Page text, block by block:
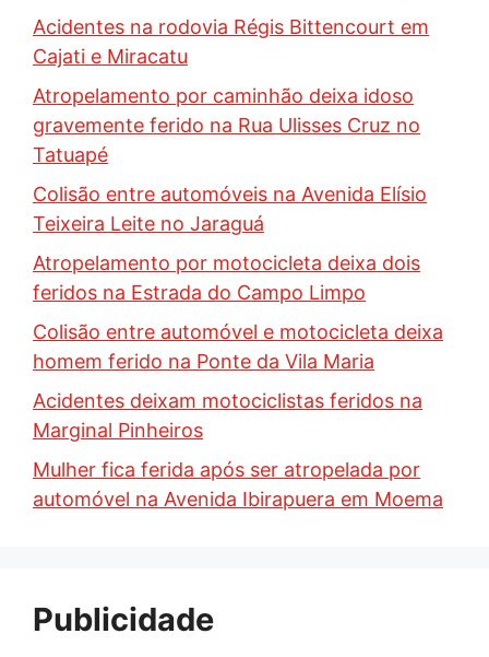
Acidentes na rodovia Régis Bittencourt em
Cajati e Miracatu
Atropelamento por caminhão deixa idoso
gravemente ferido na Rua Ulisses Cruz no
Tatuapé
Colisão entre automóveis na Avenida Elísio
Teixeira Leite no Jaraguá
Atropelamento por motocicleta deixa dois
feridos na Estrada do Campo Limpo
Colisão entre automóvel e motocicleta deixa
homem ferido na Ponte da Vila Maria
Acidentes deixam motociclistas feridos na
Marginal Pinheiros
Mulher fica ferida após ser atropelada por
automóvel na Avenida Ibirapuera em Moema
Publicidade